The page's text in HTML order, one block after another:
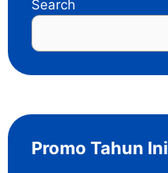
Search
Promo Tahun Ini